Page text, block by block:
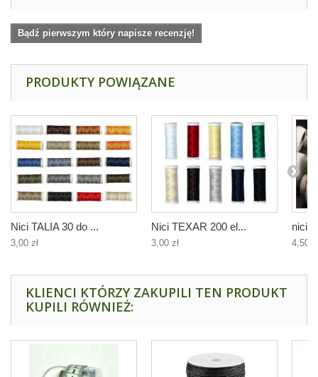
Bądź pierwszym który napisze recenzję!
PRODUKTY POWIĄZANE
Nici TALIA 30 do ...
3,00 zł
Nici TEXAR 200 el...
3,00 zł
nici
4,50
KLIENCI KTÓRZY ZAKUPILI TEN PRODUKT
KUPILI RÓWNIEŻ: